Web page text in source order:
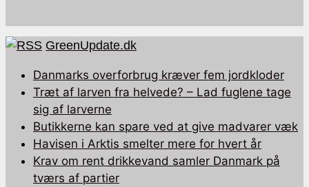
GreenUpdate.dk
Danmarks overforbrug kræver fem jordkloder
Træt af larven fra helvede? – Lad fuglene tage
sig af larverne
Butikkerne kan spare ved at give madvarer væk
Havisen i Arktis smelter mere for hvert år
Krav om rent drikkevand samler Danmark på
tværs af partier